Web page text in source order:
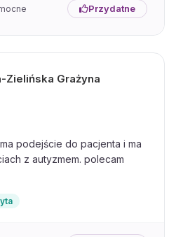
Przydatne
Zielińska Grażyna
podejście do pacjenta i ma
z autyzmem. polecam